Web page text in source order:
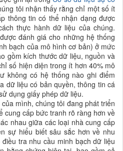
tôi nhận thấy rằng chỉ một số ít
thông tin có thể nhận dạng được
thực hành dữ liệu của chúng.
đánh giá cho những hệ thống
bạch của mô hình cơ bản) ở mức
gồm kích thước dữ liệu, nguồn và
số hiện diện trong ít hơn 40% mô
không có hệ thống nào ghi điểm
dữ liệu có bản quyền, thông tin cá
dụng giấy phép dữ liệu.
mình, chúng tôi đang phát triển
cung cấp bức tranh rõ ràng hơn về
nhau giữa các loại nhà cung cấp
sự hiểu biết sâu sắc hơn về nhu
tra nhu cầu minh bạch dữ liệu